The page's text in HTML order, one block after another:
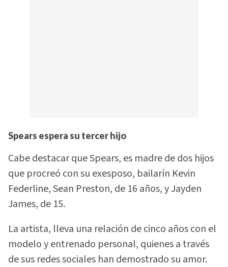
Spears espera su tercer hijo
Cabe destacar que Spears, es madre de dos hijos
que procreó con su exesposo, bailarín Kevin
Federline, Sean Preston, de 16 años, y Jayden
James, de 15.
La artista, lleva una relación de cinco años con el
modelo y entrenado personal, quienes a través
de sus redes sociales han demostrado su amor.